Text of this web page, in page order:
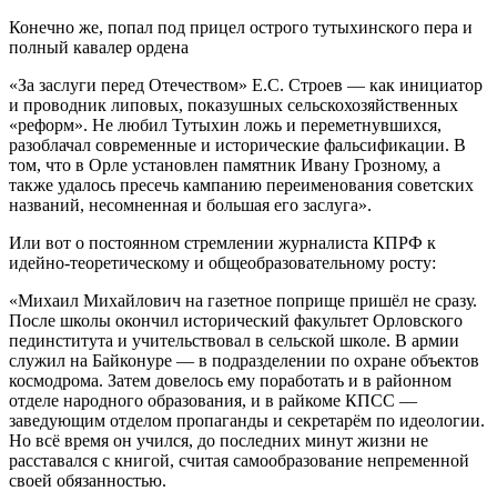
Конечно же, попал под прицел острого тутыхинского пера и
полный кавалер ордена
«За заслуги перед Отечеством» Е.С. Строев — как инициатор
и проводник липовых, показушных сельскохозяйственных
«реформ». Не любил Тутыхин ложь и переметнувшихся,
разоблачал современные и исторические фальсификации. В
том, что в Орле установлен памятник Ивану Грозному, а
также удалось пресечь кампанию переименования советских
названий, несомненная и большая его заслуга».
Или вот о постоянном стремлении журналиста КПРФ к
идейно-теоретическому и общеобразовательному росту:
«Михаил Михайлович на газетное поприще пришёл не сразу.
После школы окончил исторический факультет Орловского
пединститута и учительствовал в сельской школе. В армии
служил на Байконуре — в подразделении по охране объектов
космодрома. Затем довелось ему поработать и в районном
отделе народного образования, и в райкоме КПСС —
заведующим отделом пропаганды и секретарём по идеологии.
Но всё время он учился, до последних минут жизни не
расставался с книгой, считая самообразование непременной
своей обязанностью.